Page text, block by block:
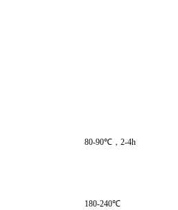
80-90℃，2-4h
180-240℃